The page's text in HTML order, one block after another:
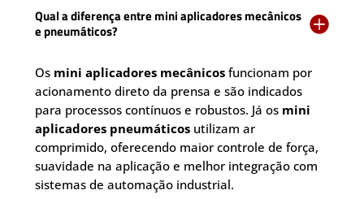
Qual a diferença entre mini aplicadores mecânicos
e pneumáticos?

Os mini aplicadores mecânicos funcionam por
acionamento direto da prensa e são indicados
para processos contínuos e robustos. Já os mini
aplicadores pneumáticos utilizam ar
comprimido, oferecendo maior controle de força,
suavidade na aplicação e melhor integração com
sistemas de automação industrial.